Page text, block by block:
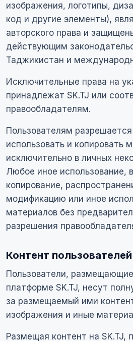
изображения, логотипы,
код и другие элементы),
авторского права и
действующим
Таджикистан и
Исключительные права на
принадлежат SK.TJ или
правообладателям.
Пользователям
использовать и копировать
исключительно в личных
Любое иное использование,
копирование,
модификацию или иное
материалов без
разрешения
Контент пользователей
Пользователи,
платформе SK.TJ, несут
за размещаемый ими
изображения и иные
Размещая контент на SK.TJ,